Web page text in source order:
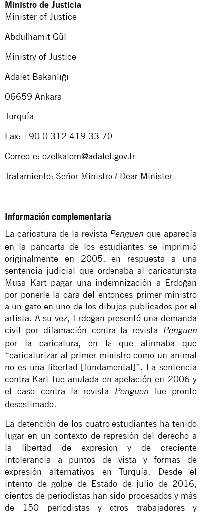
Ministro de Justicia
Minister of Justice
Abdulhamit Gül
Ministry of Justice
Adalet Bakanlığı
06659 Ankara
Turquía
Fax: +90 0 312 419 33 70
Correo-e: ozelkalem@adalet.gov.tr
Tratamiento: Señor Ministro / Dear Minister
Información complementaria
La caricatura de la revista Penguen que aparecía
en la pancarta de los estudiantes se imprimió
originalmente en 2005, en respuesta a una
sentencia judicial que ordenaba al caricaturista
Musa Kart pagar una indemnización a Erdoğan
por ponerle la cara del entonces primer ministro
a un gato en uno de los dibujos publicados por el
artista. A su vez, Erdoğan presentó una demanda
civil por difamación contra la revista
Penguen
por la caricatura, en la que afirmaba que
“caricaturizar al primer ministro como un animal
no es una libertad [fundamental]”. La sentencia
contra Kart fue anulada en apelación en 2006 y
el caso contra la revista
Penguenfue pronto
desestimado.
La detención de los cuatro estudiantes ha tenido
lugar en un contexto de represión del derecho a
la libertad de expresión y de creciente
intolerancia a puntos de vista y formas de
expresión alternativos en Turquía. Desde el
intento de golpe de Estado de julio de 2016,
cientos de periodistas han sido procesados y más
de 150 periodistas y otros trabajadores y